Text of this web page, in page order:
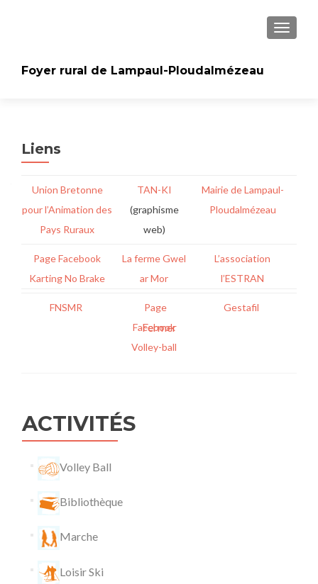
Foyer rural de Lampaul-Ploudalmézeau
Liens
Union Bretonne
pour l’Animation des
Pays Ruraux
TAN-KI
(graphisme
web)
Mairie de Lampaul-
Ploudalmézeau
Page Facebook
Karting No Brake
La ferme Gwel
ar Mor
L’association
l’ESTRAN
FNSMR
Page
Facebook
Volley-ball
Gestafil
Fermer
ACTIVITÉS
Volley Ball
Bibliothèque
Marche
Loisir Ski